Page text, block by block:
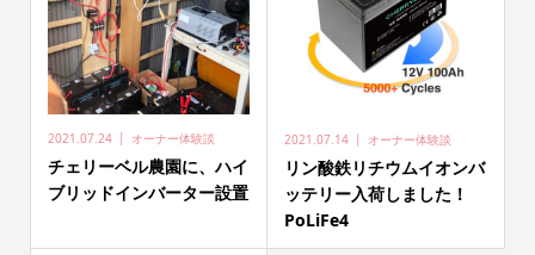
2021.07.24 オーナー体験談
チェリーベル農園に、ハイ
ブリッドインバーター設置
2021.07.14 オーナー体験談
リン酸鉄リチウムイオンバ
ッテリー入荷しました！
PoLiFe4